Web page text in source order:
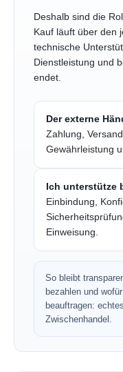
Deshalb sind die
Kauf läuft über den
technische
Dienstleistung und
endet.
Der externe
Zahlung,
Gewährleistung
Ich unterstütze
Einbindung,
Einweisung.
So bleibt
bezahlen und
beauftragen:
Zwischenhandel.